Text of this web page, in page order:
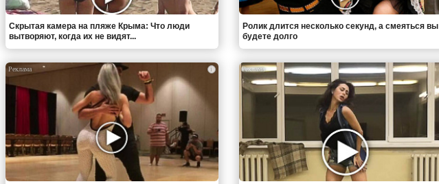
Скрытая камера на пляже Крыма: Что люди
вытворяют, когда их не видят...
Ролик длится несколько секунд, а смеяться вы
будете долго
i